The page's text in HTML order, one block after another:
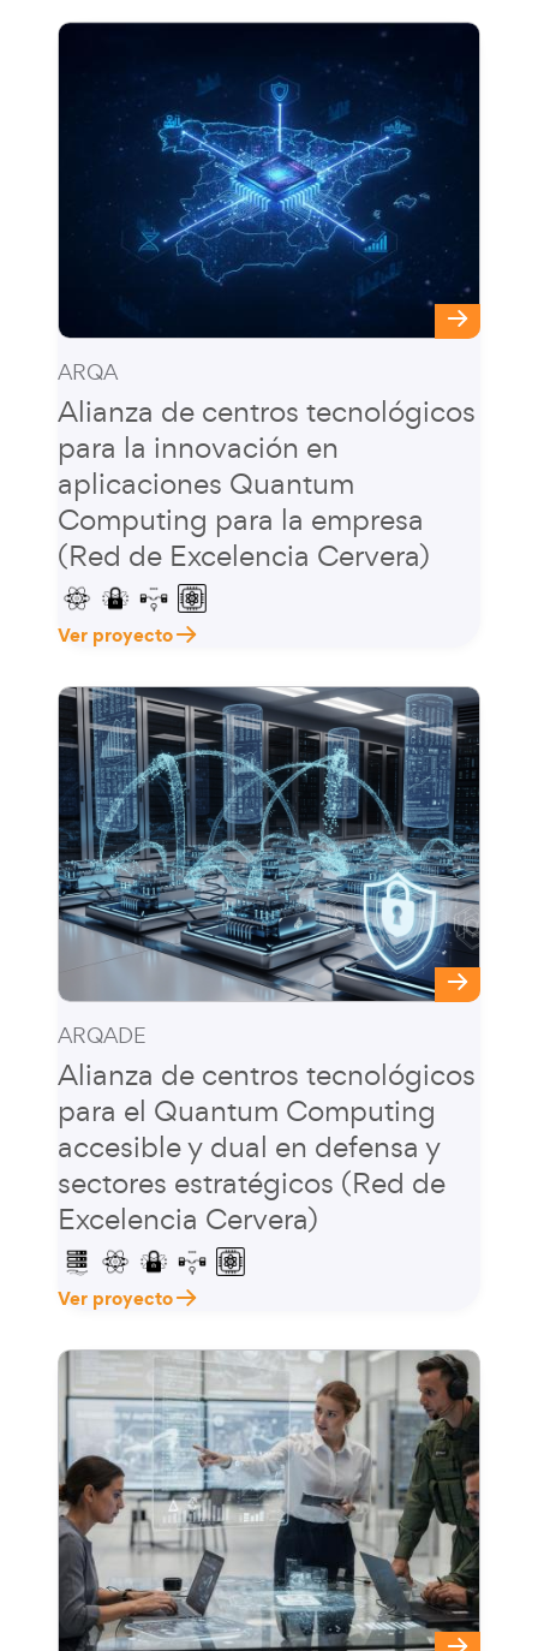
ARQA
Alianza de centros tecnológicos
para la innovación en
aplicaciones Quantum
Computing para la empresa
(Red de Excelencia Cervera)
Ver proyecto
ARQADE
Alianza de centros tecnológicos
para el Quantum Computing
accesible y dual en defensa y
sectores estratégicos (Red de
Excelencia Cervera)
Ver proyecto